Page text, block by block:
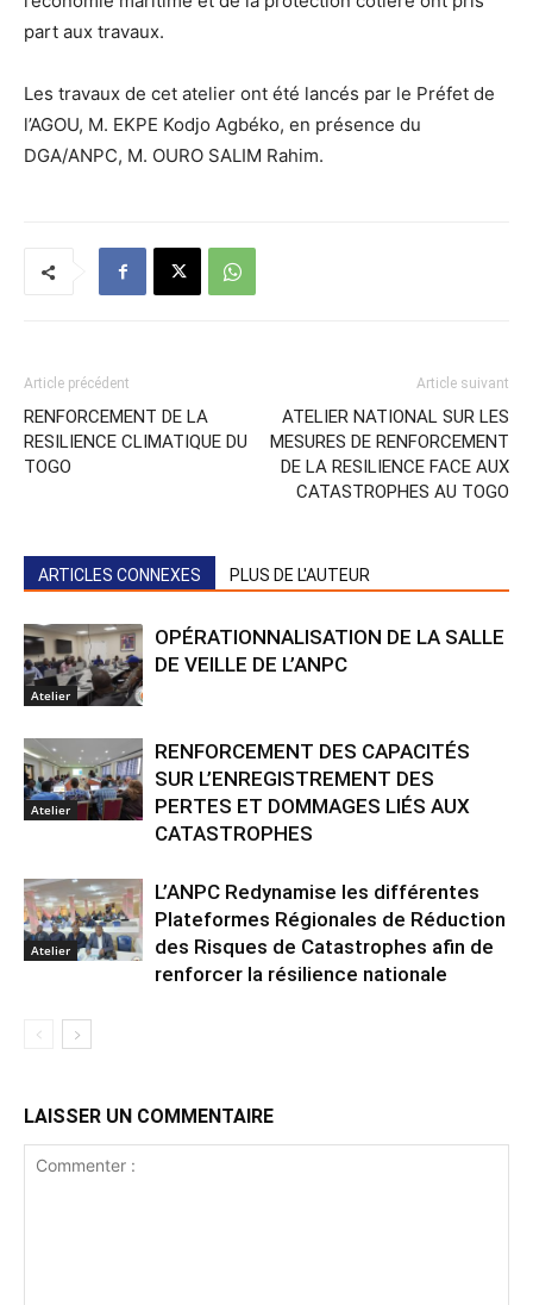
part aux travaux.
Les travaux de cet atelier ont été lancés par le Préfet de
l’AGOU, M. EKPE Kodjo Agbéko, en présence du
DGA/ANPC, M. OURO SALIM Rahim.
Article précédent
RENFORCEMENT DE LA
RESILIENCE CLIMATIQUE DU
TOGO
Article suivant
ATELIER NATIONAL SUR LES
MESURES DE RENFORCEMENT
DE LA RESILIENCE FACE AUX
CATASTROPHES AU TOGO
ARTICLES CONNEXES PLUS DE L'AUTEUR
Atelier
OPÉRATIONNALISATION DE LA SALLE
DE VEILLE DE L’ANPC
Atelier
RENFORCEMENT DES CAPACITÉS
SUR L’ENREGISTREMENT DES
PERTES ET DOMMAGES LIÉS AUX
CATASTROPHES
Atelier
L’ANPC Redynamise les différentes
Plateformes Régionales de Réduction
des Risques de Catastrophes afin de
renforcer la résilience nationale
LAISSER UN COMMENTAIRE